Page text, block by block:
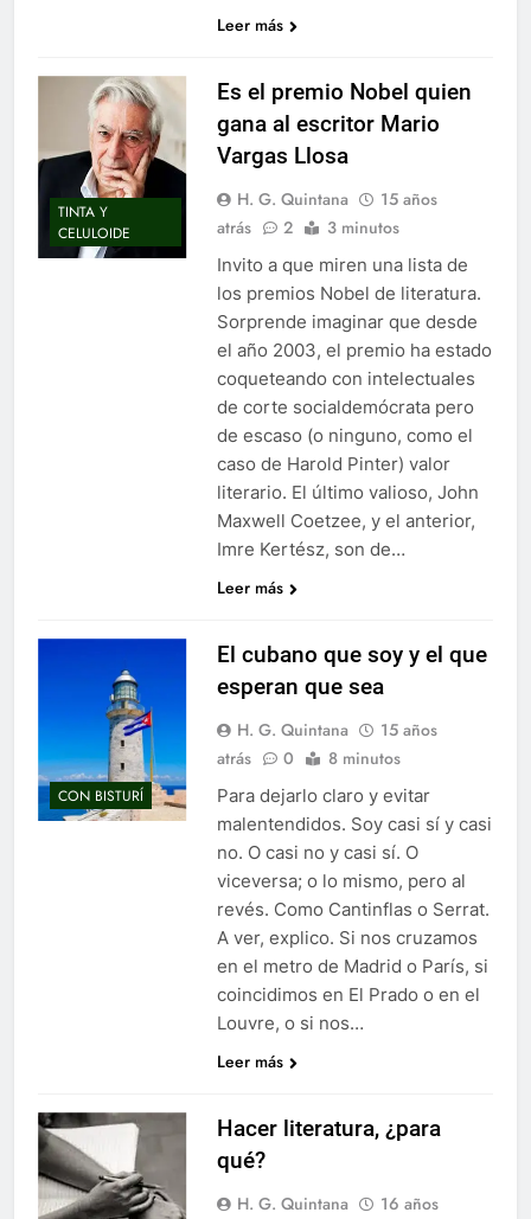
Leer más
TINTA Y
CELULOIDE
Es el premio Nobel quien
gana al escritor Mario
Vargas Llosa
H. G. Quintana
15 años
atrás
2 3 minutos
Invito a que miren una lista de
los premios Nobel de literatura.
Sorprende imaginar que desde
el año 2003, el premio ha estado
coqueteando con intelectuales
de corte socialdemócrata pero
de escaso (o ninguno, como el
caso de Harold Pinter) valor
literario. El último valioso, John
Maxwell Coetzee, y el anterior,
Imre Kertész, son de…
Leer más
CON BISTURÍ
El cubano que soy y el que
esperan que sea
H. G. Quintana
15 años
atrás
0 8 minutos
Para dejarlo claro y evitar
malentendidos. Soy casi sí y casi
no. O casi no y casi sí. O
viceversa; o lo mismo, pero al
revés. Como Cantinflas o Serrat.
A ver, explico. Si nos cruzamos
en el metro de Madrid o París, si
coincidimos en El Prado o en el
Louvre, o si nos…
Leer más
Hacer literatura, ¿para
qué?
H. G. Quintana
16 años